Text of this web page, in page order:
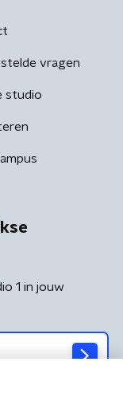
vragen
studio
1 in jouw